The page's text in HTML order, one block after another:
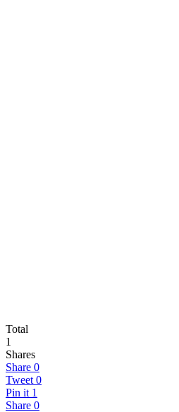
Total
1
Shares
Share 0
Tweet 0
Pin it 1
Share 0